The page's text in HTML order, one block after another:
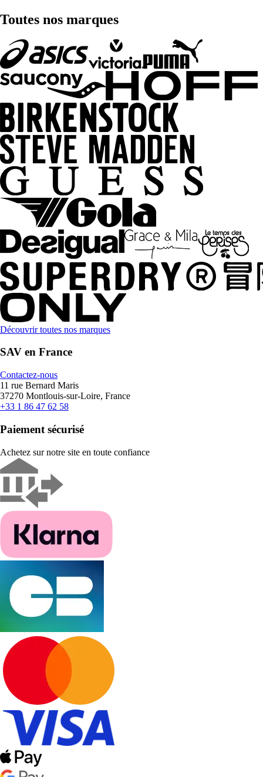
Toutes nos marques
Découvrir toutes nos marques
SAV en France
Contactez-nous
11 rue Bernard Maris
37270 Montlouis-sur-Loire, France
+33 1 86 47 62 58
Paiement sécurisé
Achetez sur notre site en toute confiance